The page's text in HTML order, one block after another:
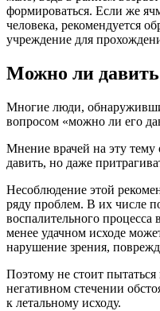
формироваться. Если же
человека, рекомендуется
учреждение для
Можно ли давить
Многие люди,
вопросом «можно ли его
Мнение врачей на эту тему
давить, но даже
Несоблюдение этой
ряду проблем. В их числе
воспалительного процесса
менее удачном исходе
нарушение зрения,
Поэтому не стоит
негативном стечении
к летальному исходу.